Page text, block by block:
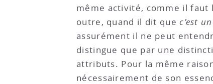
même activité, comme il
outre, quand il dit quec’est
assurément il ne peut
distingue que par une
attributs. Pour la même
nécessairement de son